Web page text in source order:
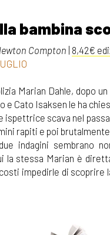
bambina
Compton | 8,42€
Marian Dahle, dopo
e Cato Isaksen le ha
ispettrice scava nel
rapiti e poi
due indagini sembrano
la stessa Marian è
impedirle di scoprire